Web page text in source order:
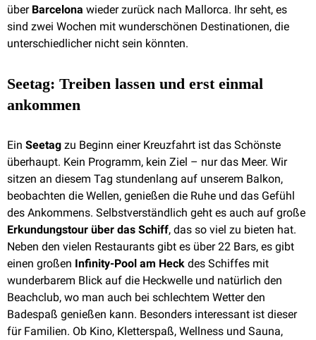
über Barcelona wieder zurück nach Mallorca. Ihr seht, es
sind zwei Wochen mit wunderschönen Destinationen, die
unterschiedlicher nicht sein könnten.
Seetag: Treiben lassen und erst einmal
ankommen
Ein Seetag zu Beginn einer Kreuzfahrt ist das Schönste
überhaupt. Kein Programm, kein Ziel – nur das Meer. Wir
sitzen an diesem Tag stundenlang auf unserem Balkon,
beobachten die Wellen, genießen die Ruhe und das Gefühl
des Ankommens. Selbstverständlich geht es auch auf große
Erkundungstour über das Schiff, das so viel zu bieten hat.
Neben den vielen Restaurants gibt es über 22 Bars, es gibt
einen großen Infinity-Pool am Heck des Schiffes mit
wunderbarem Blick auf die Heckwelle und natürlich den
Beachclub, wo man auch bei schlechtem Wetter den
Badespaß genießen kann. Besonders interessant ist dieser
für Familien. Ob Kino, Kletterspaß, Wellness und Sauna,